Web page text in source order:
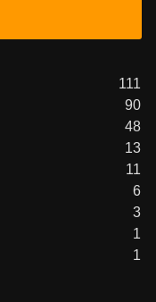
111
90
48
13
11
6
3
1
1